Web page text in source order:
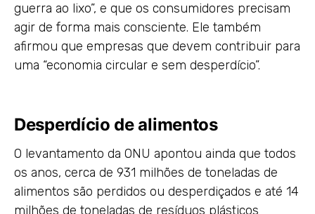
guerra ao lixo”, e que os consumidores precisam
agir de forma mais consciente. Ele também
afirmou que empresas que devem contribuir para
uma “economia circular e sem desperdício”.
Desperdício de alimentos
O levantamento da ONU apontou ainda que todos
os anos, cerca de 931 milhões de toneladas de
alimentos são perdidos ou desperdiçados e até 14
milhões de toneladas de resíduos plásticos